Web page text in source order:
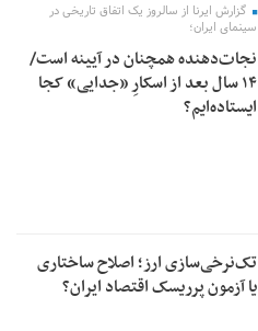
گزارش ایرنا از سالروز یک اتفاق تاریخی در
سینمای ایران؛
نجات‌دهنده‌ همچنان در آیینه است/
۱۴ سال بعد از اسکارِ «جدایی» کجا
ایستاده‌ایم؟
تک‌نرخی‌سازی ارز؛ اصلاح ساختاری
یا آزمون پرریسک اقتصاد ایران؟